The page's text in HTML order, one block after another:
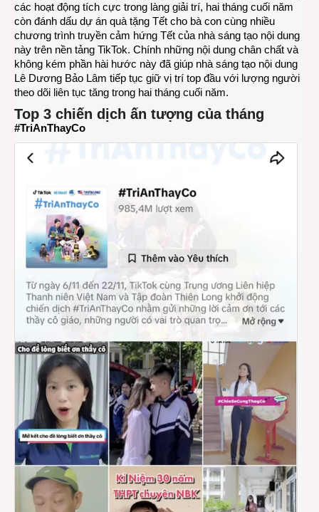
các hoạt động tích cực trong làng giải trí, hai tháng cuối năm
còn đánh dấu dự án quà tặng Tết cho bà con cùng nhiều
chương trình truyền cảm hứng Tết của nhà sáng tạo nội dung
này trên nền tảng TikTok. Chính những nội dung chân chất và
không kém phần hài hước này đã giúp nhà sáng tạo nội dung
Lê Dương Bảo Lâm tiếp tục giữ vị trí top đầu với lượng người
theo dõi liên tục tăng trong hai tháng cuối năm.
Top 3 chiến dịch ấn tượng của tháng
#TriAnThayCo